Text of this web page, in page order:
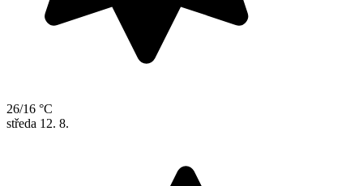
26/16 °C
středa 12. 8.